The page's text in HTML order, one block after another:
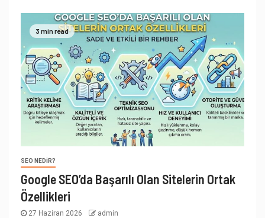
3 min read
SEO NEDIR?
Google SEO’da Başarılı Olan Sitelerin Ortak
Özellikleri
27 Haziran 2026 admin